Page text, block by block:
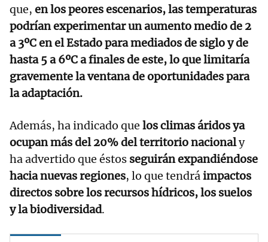
que, en los peores escenarios, las temperaturas
podrían experimentar un aumento medio de 2
a 3ºC en el Estado para mediados de siglo y de
hasta 5 a 6ºC a finales de este, lo que limitaría
gravemente la ventana de oportunidades para
la adaptación.
Además, ha indicado que los climas áridos ya
ocupan más del 20% del territorio nacionaly
ha advertido que éstos seguirán expandiéndose
hacia nuevas regiones, lo que tendráimpactos
directos sobre los recursos hídricos, los suelos
y la biodiversidad.